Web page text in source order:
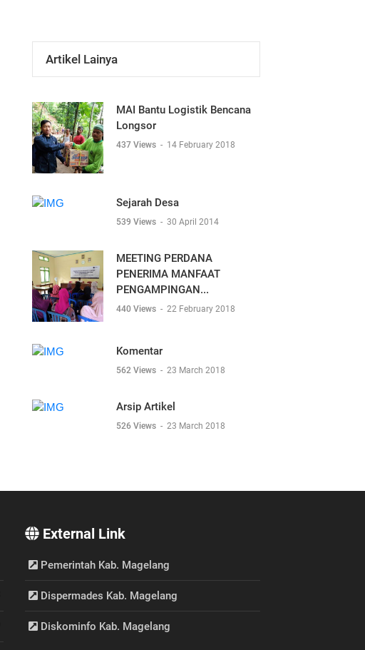
Artikel Lainya
MAI Bantu Logistik Bencana
Longsor
437 Views - 14 February 2018
Sejarah Desa
539 Views - 30 April 2014
MEETING PERDANA
PENERIMA MANFAAT
PENGAMPINGAN...
440 Views - 22 February 2018
Komentar
562 Views - 23 March 2018
Arsip Artikel
526 Views - 23 March 2018
External Link
Pemerintah Kab. Magelang
Dispermades Kab. Magelang
Diskominfo Kab. Magelang